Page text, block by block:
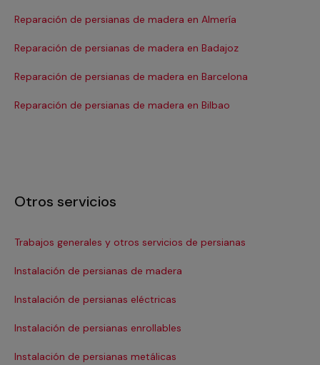
Reparación de persianas de madera en Almería
Reparación de persianas de madera en Badajoz
Reparación de persianas de madera en Barcelona
Reparación de persianas de madera en Bilbao
Otros servicios
Trabajos generales y otros servicios de persianas
Instalación de persianas de madera
Instalación de persianas eléctricas
Instalación de persianas enrollables
Instalación de persianas metálicas